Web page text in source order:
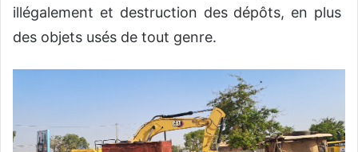
illégalement et destruction des dépôts, en plus
des objets usés de tout genre.